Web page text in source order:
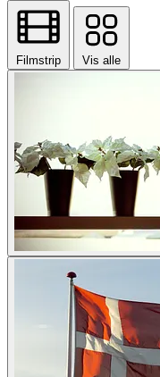
Filmstrip Vis alle